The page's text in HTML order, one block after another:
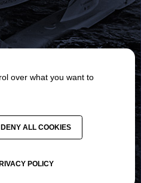
over what you want to
DENY ALL COOKIES
POLICY